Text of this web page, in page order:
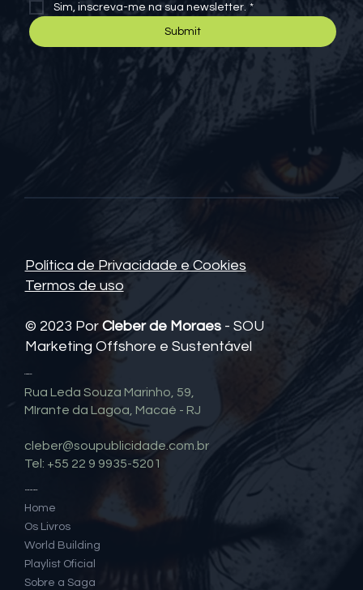
Sim, inscreva-me na sua newsletter. *
Submit
Política de Privacidade e Cookies
Termos de uso
© 2023 Por Cleber de Moraes- SOU
Marketing Offshore e Sustentável
Mapa do Site
Home
Os Livros
World Building
Playlist Oficial
Sobre a Saga
Contato
Rua Leda Souza Marinho, 59,
MIrante da Lagoa, Macaé - RJ
cleber@soupublicidade.com.br
Tel: +55 22 9 9935-5201